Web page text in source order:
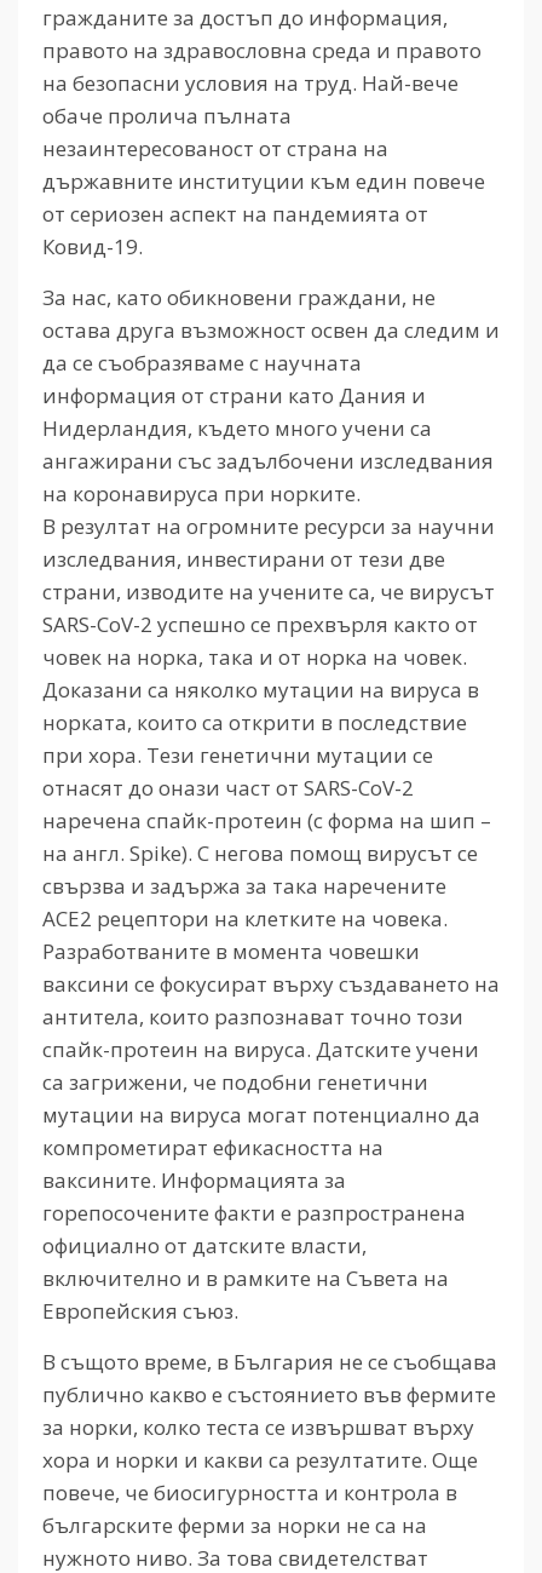
гражданите за достъп до информация,
правото на здравословна среда и правото
на безопасни условия на труд. Най-вече
обаче пролича пълната
незаинтересованост от страна на
държавните институции към един повече
от сериозен аспект на пандемията от
Ковид-19.
За нас, като обикновени граждани, не
остава друга възможност освен да следим и
да се съобразяваме с научната
информация от страни като Дания и
Нидерландия, където много учени са
ангажирани със задълбочени изследвания
на коронавируса при норките.
В резултат на огромните ресурси за научни
изследвания, инвестирани от тези две
страни, изводите на учените са, че вирусът
SARS-CoV-2 успешно се прехвърля както от
човек на норка, така и от норка на човек.
Доказани са няколко мутации на вируса в
норката, които са открити в последствие
при хора. Тези генетични мутации се
отнасят до онази част от SARS-CoV-2
наречена спайк-протеин (с форма на шип –
на англ. Spike). С негова помощ вирусът се
свързва и задържа за така наречените
ACE2 рецептори на клетките на човека.
Разработваните в момента човешки
ваксини се фокусират върху създаването на
антитела, които разпознават точно този
спайк-протеин на вируса. Датските учени
са загрижени, че подобни генетични
мутации на вируса могат потенциално да
компрометират ефикасността на
ваксините. Информацията за
горепосочените факти е разпространена
официално от датските власти,
включително и в рамките на Съвета на
Европейския съюз.
В същото време, в България не се съобщава
публично какво е състоянието във фермите
за норки, колко теста се извършват върху
хора и норки и какви са резултатите. Още
повече, че биосигурността и контрола в
българските ферми за норки не са на
нужното ниво. За това свидетелстват